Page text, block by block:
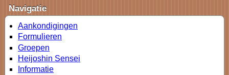
Navigatie
Aankondigingen
Formulieren
Groepen
Heijoshin Sensei
Informatie